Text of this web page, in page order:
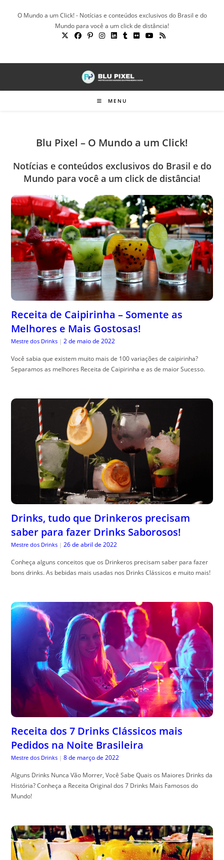
O Mundo a um Click! - Notícias e conteúdos exclusivos do Brasil e do
Mundo para você a um click de distância!
MENU
Blu Pixel – O Mundo a um Click!
Notícias e conteúdos exclusivos do Brasil e do
Mundo para você a um click de distância!
Receita de Caipirinha – Somente as
Melhores e Mais Gostosas!
Mestre dos Drinks | 2 de maio de 2022
Você sabia que existem muito mais de 100 variações de caipirinha?
Separamos as melhores Receita de Caipirinha e as de maior Sucesso.
Drinks, tudo que Drinkeros precisam
saber para fazer Drinks Saborosos!
Mestre dos Drinks | 26 de abril de 2022
Conheça alguns conceitos que os Drinkeros precisam saber para fazer
bons drinks. As bebidas mais usadas nos Drinks Clássicos e muito mais!
Receita dos 7 Drinks Clássicos mais
Pedidos na Noite Brasileira
Mestre dos Drinks | 8 de março de 2022
Alguns Drinks Nunca Vão Morrer, Você Sabe Quais os Maiores Drinks da
História? Conheça a Receita Original dos 7 Drinks Mais Famosos do
Mundo!